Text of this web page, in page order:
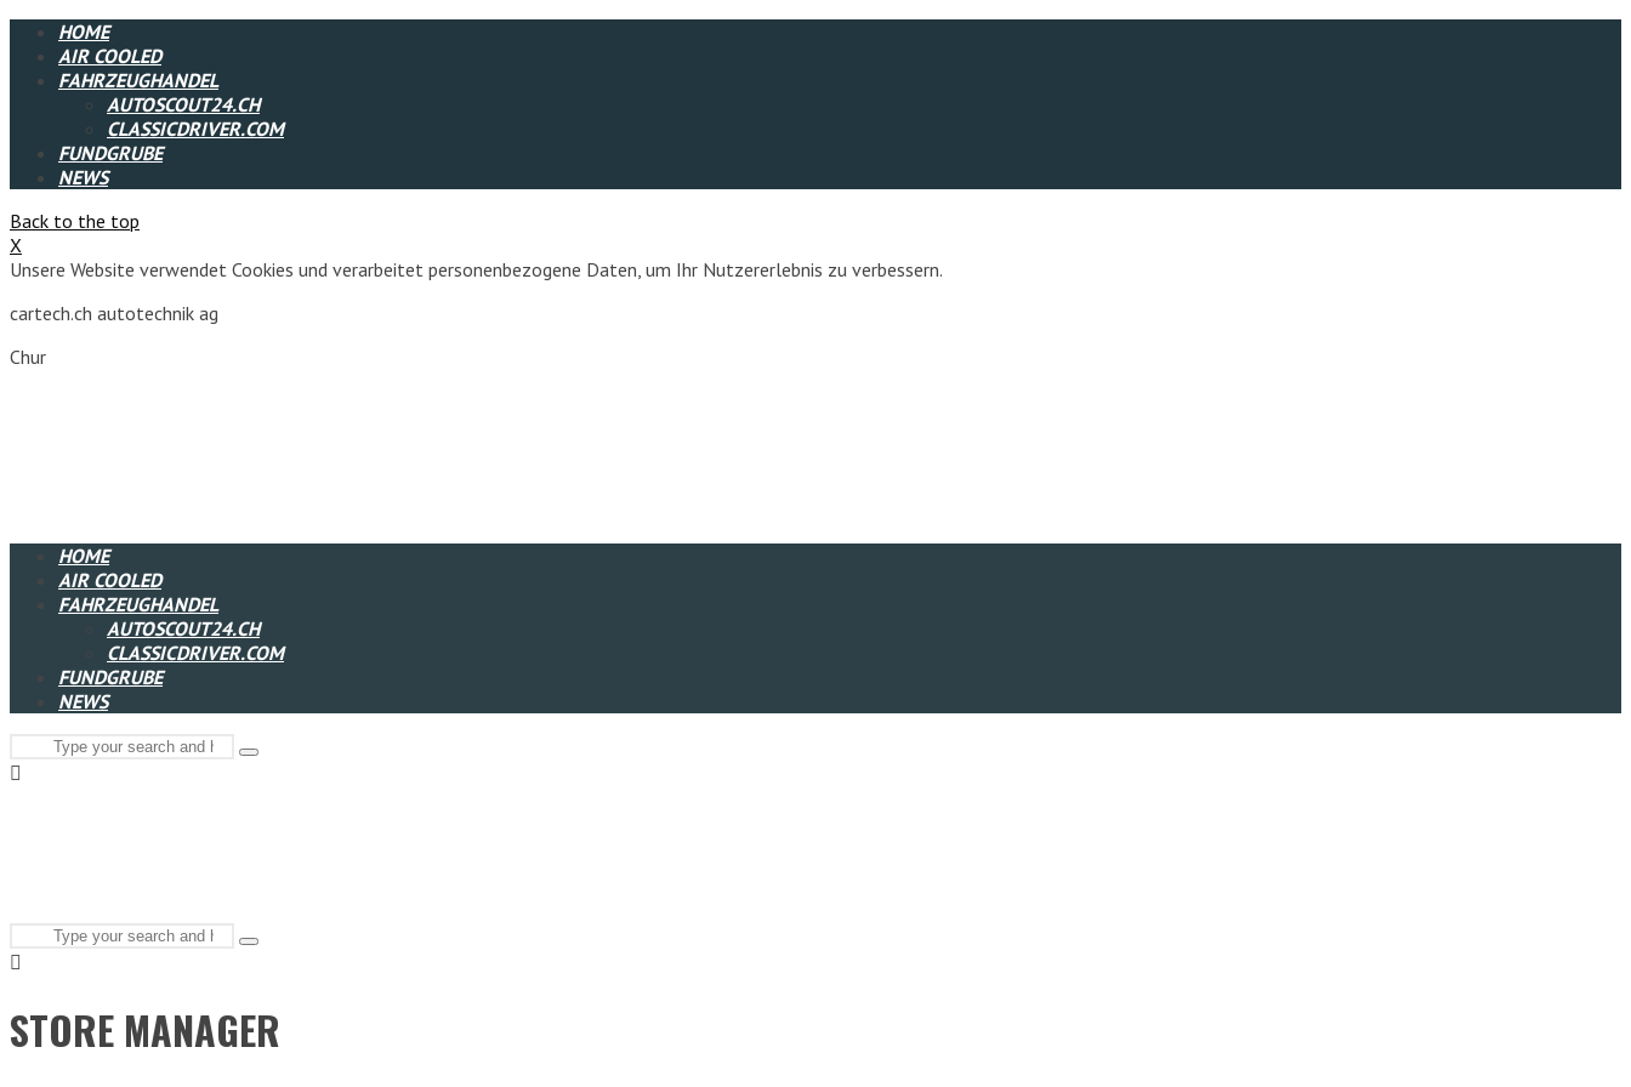
HOME
AIR COOLED
FAHRZEUGHANDEL
AUTOSCOUT24.CH
CLASSICDRIVER.COM
FUNDGRUBE
NEWS
Back to the top
X
Unsere Website verwendet Cookies und verarbeitet personenbezogene Daten, um Ihr Nutzererlebnis zu verbessern.
cartech.ch autotechnik ag
Chur
HOME
AIR COOLED
FAHRZEUGHANDEL
AUTOSCOUT24.CH
CLASSICDRIVER.COM
FUNDGRUBE
NEWS
Search
for:
Type
Search
for:
Type
STORE MANAGER